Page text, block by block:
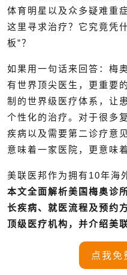
体育明星以及众多疑难重
这里寻求治疗？它究竟凭
板”？
如果用一句话来回答：梅
有世界顶尖医生，更重要
制的世界级医疗体系，让
个性化的治疗。 对于很多
疾病以及需要第二诊疗意
意味着一家医院，更意味
美联医邦作为拥有10年海
本文全面解析美国梅奥诊
长疾病、就医流程及预约
顶级医疗机构，并介绍美
点我免